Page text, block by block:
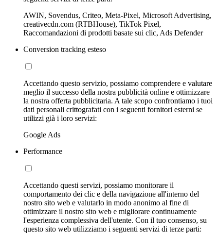
AWIN, Sovendus, Criteo, Meta-Pixel, Microsoft Advertising,
creativecdn.com (RTBHouse), TikTok Pixel,
Raccomandazioni di prodotti basate sui clic, Ads Defender
Conversion tracking esteso
Accettando questo servizio, possiamo comprendere e valutare
meglio il successo della nostra pubblicità online e ottimizzare
la nostra offerta pubblicitaria. A tale scopo confrontiamo i tuoi
dati personali crittografati con i seguenti fornitori esterni se
utilizzi già i loro servizi:
Google Ads
Performance
Accettando questi servizi, possiamo monitorare il
comportamento dei clic e della navigazione all'interno del
nostro sito web e valutarlo in modo anonimo al fine di
ottimizzare il nostro sito web e migliorare continuamente
l'esperienza complessiva dell'utente. Con il tuo consenso, su
questo sito web utilizziamo i seguenti servizi di terze parti: